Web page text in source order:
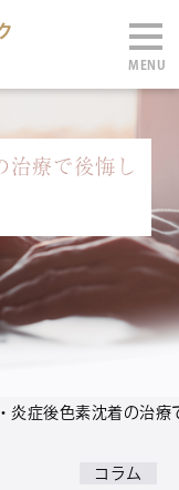
MENU
治療で後悔し
炎症後色素沈着の治療
コラム